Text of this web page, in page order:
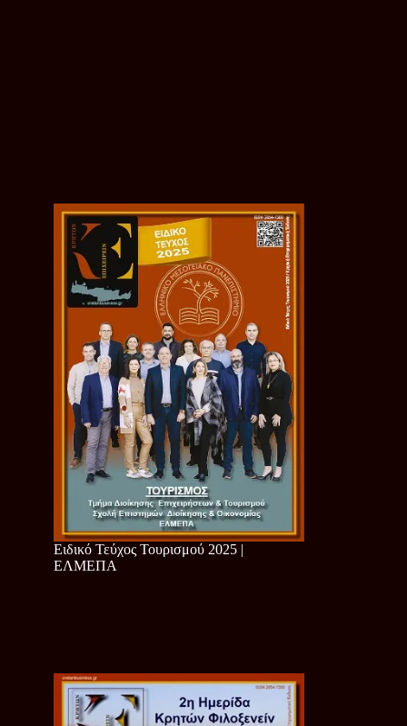
Ειδικό Τεύχος Τουρισμού 2025 |
ΕΛΜΕΠΑ